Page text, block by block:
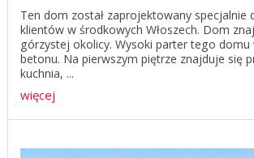
Ten dom został zaprojektowany specjalnie
klientów w środkowych Włoszech. Dom
górzystej okolicy. Wysoki parter tego domu
betonu. Na pierwszym piętrze znajduje się
kuchnia, ...
więcej